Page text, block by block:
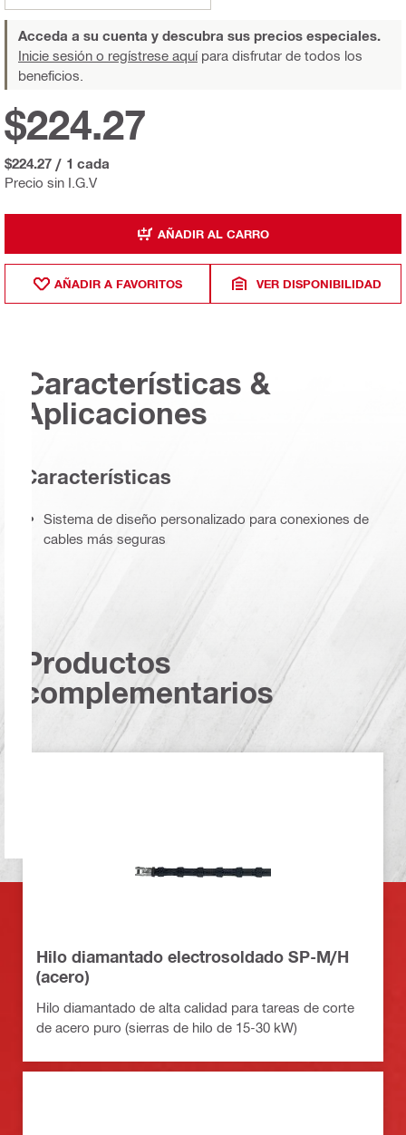
Acceda a su cuenta y descubra sus precios especiales.
Inicie sesión o regístrese aquípara disfrutar de todos los
beneficios.
Precio sin I.G.V
$224.27
$224.27 / 1 cada
AÑADIR AL CARRO
AÑADIR A FAVORITOS VER DISPONIBILIDAD
Características &
Aplicaciones
Caracterí­sticas
Sistema de diseño personalizado para conexiones de
cables más seguras
Productos
complementarios
Hilo diamantado electrosoldado SP-M/H
(acero)
Hilo diamantado de alta calidad para tareas de corte
de acero puro (sierras de hilo de 15-30 kW)